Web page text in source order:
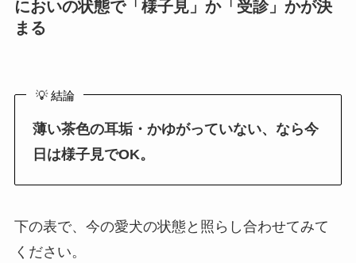
においの状態で「様子見」か「受診」かが決
まる
💡 結論
薄い茶色の耳垢・かゆがっていない、なら今
日は様子見でOK。
下の表で、今の愛犬の状態と照らし合わせてみて
ください。